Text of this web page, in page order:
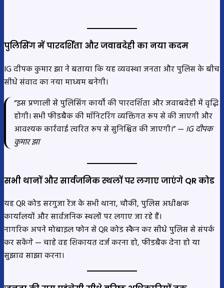
पुलिसिंग में पारदर्शिता और जवाबदेही का नया कदम
IG दीपक कुमार झा ने बताया कि यह व्यवस्था जनता और पुलिस के बीच
सीधे संवाद का नया माध्यम बनेगी।
“इस प्रणाली से पुलिसिंग कार्यों की पारदर्शिता और जवाबदेही में वृद्धि
होगी। सभी फीडबैक की मॉनिटरिंग व्यक्तिगत रूप से की जाएगी और
आवश्यक कार्रवाई त्वरित रूप से सुनिश्चित की जाएगी।” — IG दीपक
कुमार झा
सभी थानों और सार्वजनिक स्थलों पर लगाए जाएंगे QR कोड
यह QR कोड सरगुजा रेंज के सभी थाना, चौकी, पुलिस अधीक्षक
कार्यालयों और सार्वजनिक स्थलों पर लगाए जा रहे हैं।
नागरिक अपने मोबाइल फोन से QR कोड स्कैन कर सीधे पुलिस से संपर्क
कर सकेंगे — चाहे वह शिकायत दर्ज करना हो, फीडबैक देना हो या
सुझाव साझा करना।